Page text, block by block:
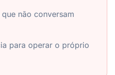
não conversam
para operar o próprio